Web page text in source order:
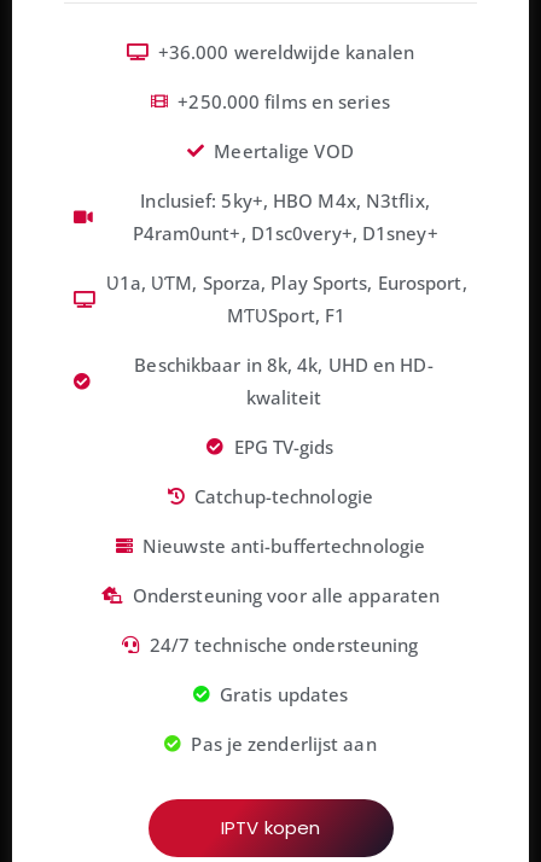
+36.000 wereldwijde kanalen
+250.000 films en series
Meertalige VOD
Inclusief: 5ky+, HBO M4x, N3tflix,
P4ram0unt+, D1sc0very+, D1sney+
Ʋ1a, ƲƬM, Sporza, Play Sports, Eurosport,
MƬƲSport, F1
Beschikbaar in 8k, 4k, UHD en HD-
kwaliteit
EPG TV-gids
Catchup-technologie
Nieuwste anti-buffertechnologie
Ondersteuning voor alle apparaten
24/7 technische ondersteuning
Gratis updates
Pas je zenderlijst aan
IPTV kopen